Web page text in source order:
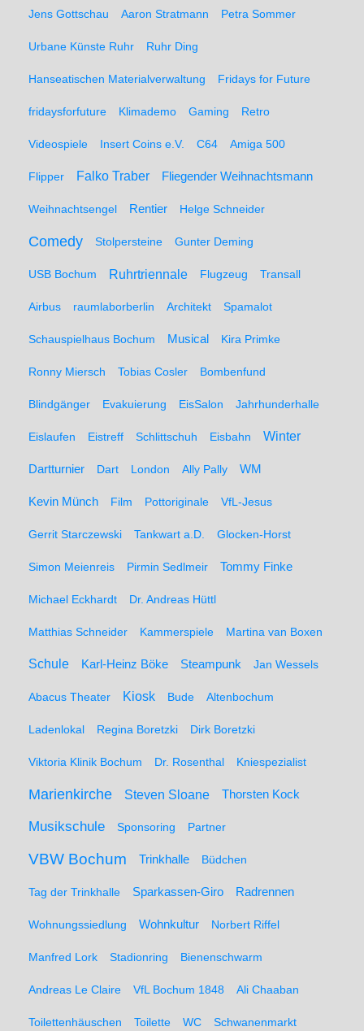
Jens Gottschau Aaron Stratmann Petra Sommer
Urbane Künste Ruhr Ruhr Ding
Hanseatischen Materialverwaltung Fridays for Future
fridaysforfuture Klimademo Gaming Retro
Videospiele Insert Coins e.V. C64 Amiga 500
Flipper Falko Traber Fliegender Weihnachtsmann
Weihnachtsengel Rentier Helge Schneider
Comedy Stolpersteine Gunter Deming
USB Bochum Ruhrtriennale Flugzeug Transall
Airbus raumlaborberlin Architekt Spamalot
Schauspielhaus Bochum Musical Kira Primke
Ronny Miersch Tobias Cosler Bombenfund
Blindgänger Evakuierung EisSalon Jahrhunderhalle
Eislaufen Eistreff Schlittschuh Eisbahn Winter
Dartturnier Dart London Ally Pally WM
Kevin Münch Film Pottoriginale VfL-Jesus
Gerrit Starczewski Tankwart a.D. Glocken-Horst
Simon Meienreis Pirmin Sedlmeir Tommy Finke
Michael Eckhardt Dr. Andreas Hüttl
Matthias Schneider Kammerspiele Martina van Boxen
Schule Karl-Heinz Böke Steampunk Jan Wessels
Abacus Theater Kiosk Bude Altenbochum
Ladenlokal Regina Boretzki Dirk Boretzki
Viktoria Klinik Bochum Dr. Rosenthal Kniespezialist
Marienkirche Steven Sloane Thorsten Kock
Musikschule Sponsoring Partner
VBW Bochum Trinkhalle Büdchen
Tag der Trinkhalle Sparkassen-Giro Radrennen
Wohnungssiedlung Wohnkultur Norbert Riffel
Manfred Lork Stadionring Bienenschwarm
Andreas Le Claire VfL Bochum 1848 Ali Chaaban
Toilettenhäuschen Toilette WC Schwanenmarkt